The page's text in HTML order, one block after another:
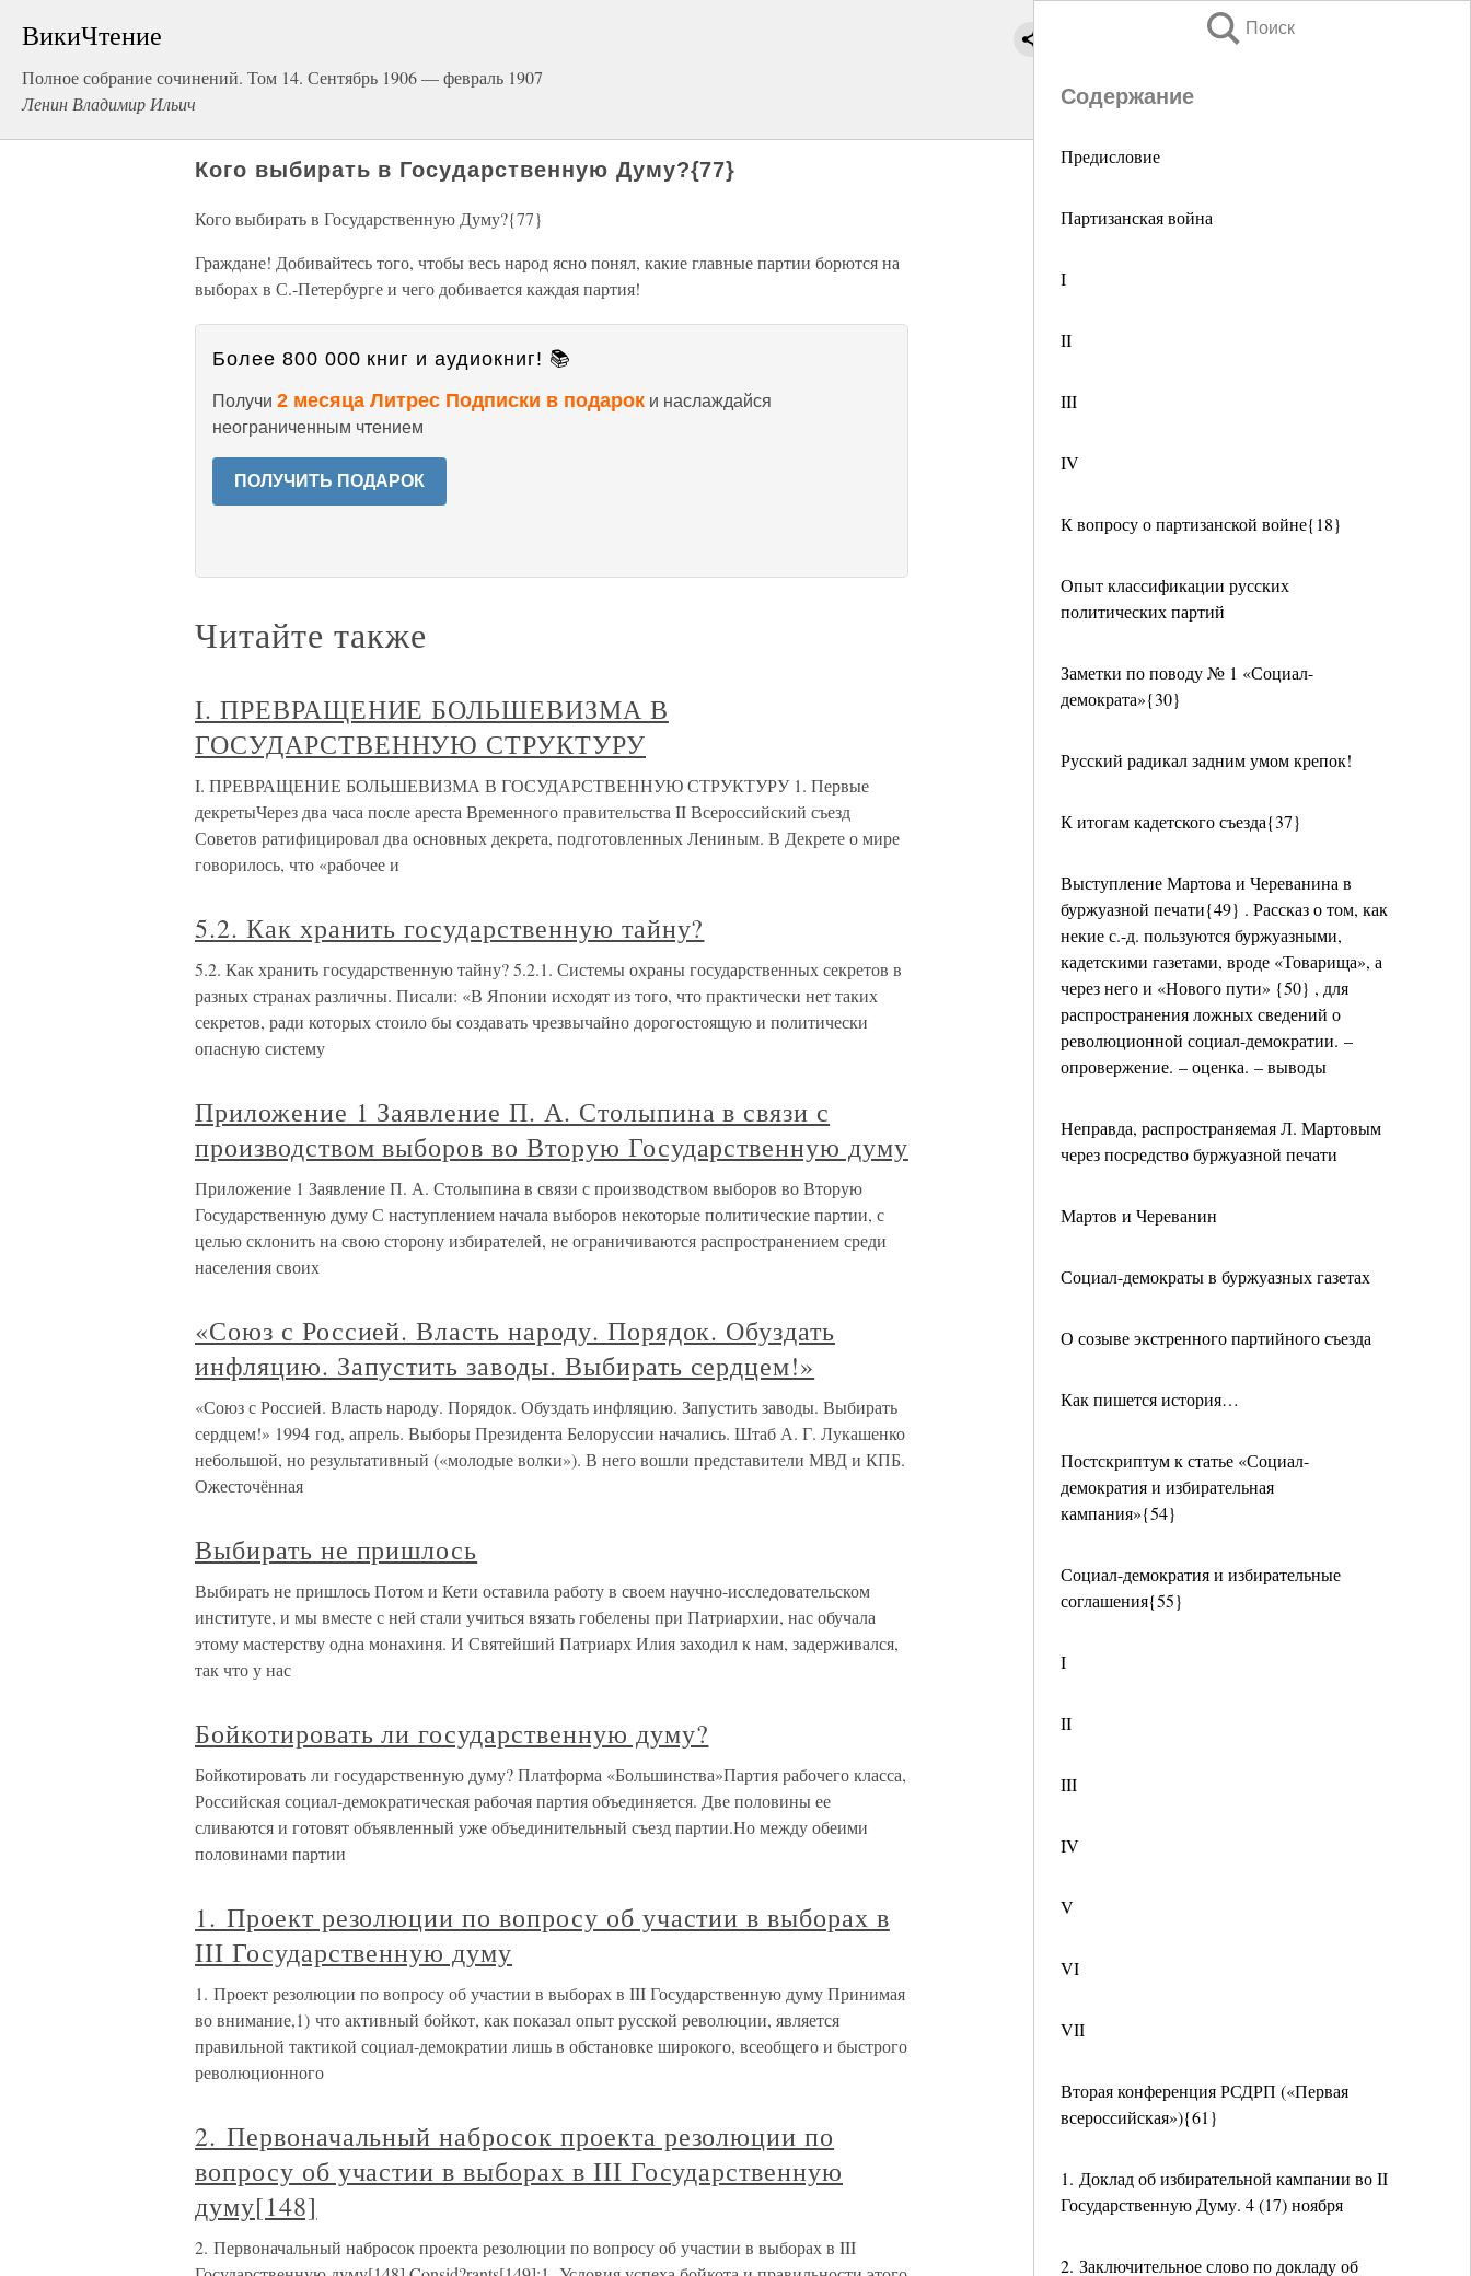
ВикиЧтение
Полное собрание сочинений. Том 14. Сентябрь 1906 — февраль 1907
Ленин Владимир Ильич
Поиск
Содержание
Предисловие
Партизанская война
I
II
III
IV
К вопросу о партизанской войне{18}
Опыт классификации русских
политических партий
Заметки по поводу № 1 «Социал-
демократа»{30}
Русский радикал задним умом крепок!
К итогам кадетского съезда{37}
Выступление Мартова и Череванина в
буржуазной печати{49} . Рассказ о том, как
некие с.-д. пользуются буржуазными,
кадетскими газетами, вроде «Товарища», а
через него и «Нового пути» {50} , для
распространения ложных сведений о
революционной социал-демократии. –
опровержение. – оценка. – выводы
Неправда, распространяемая Л. Мартовым
через посредство буржуазной печати
Мартов и Череванин
Социал-демократы в буржуазных газетах
О созыве экстренного партийного съезда
Как пишется история…
Постскриптум к статье «Социал-
демократия и избирательная
кампания»{54}
Социал-демократия и избирательные
соглашения{55}
I
II
III
IV
V
VI
VII
Вторая конференция РСДРП («Первая
всероссийская»){61}
1. Доклад об избирательной кампании во II
Государственную Думу. 4 (17) ноября
2. Заключительное слово по докладу об
Кого выбирать в Государственную Думу?{77}
Кого выбирать в Государственную Думу?{77}
Граждане! Добивайтесь того, чтобы весь народ ясно понял, какие главные партии борются на
выборах в С.-Петербурге и чего добивается каждая партия!
Более 800 000 книг и аудиокниг! 📚
Получи 2 месяца Литрес Подписки в подарок и наслаждайся
неограниченным чтением
ПОЛУЧИТЬ ПОДАРОК
Читайте также
I. ПРЕВРАЩЕНИЕ БОЛЬШЕВИЗМА В
ГОСУДАРСТВЕННУЮ СТРУКТУРУ
I. ПРЕВРАЩЕНИЕ БОЛЬШЕВИЗМА В ГОСУДАРСТВЕННУЮ СТРУКТУРУ 1. Первые
декретыЧерез два часа после ареста Временного правительства II Всероссийский съезд
Советов ратифицировал два основных декрета, подготовленных Лениным. В Декрете о мире
говорилось, что «рабочее и
5.2. Как хранить государственную тайну?
5.2. Как хранить государственную тайну? 5.2.1. Системы охраны государственных секретов в
разных странах различны. Писали: «В Японии исходят из того, что практически нет таких
секретов, ради которых стоило бы создавать чрезвычайно дорогостоящую и политически
опасную систему
Приложение 1 Заявление П. А. Столыпина в связи с
производством выборов во Вторую Государственную думу
Приложение 1 Заявление П. А. Столыпина в связи с производством выборов во Вторую
Государственную думу С наступлением начала выборов некоторые политические партии, с
целью склонить на свою сторону избирателей, не ограничиваются распространением среди
населения своих
«Союз с Россией. Власть народу. Порядок. Обуздать
инфляцию. Запустить заводы. Выбирать сердцем!»
«Союз с Россией. Власть народу. Порядок. Обуздать инфляцию. Запустить заводы. Выбирать
сердцем!» 1994 год, апрель. Выборы Президента Белоруссии начались. Штаб А. Г. Лукашенко
небольшой, но результативный («молодые волки»). В него вошли представители МВД и КПБ.
Ожесточённая
Выбирать не пришлось
Выбирать не пришлось Потом и Кети оставила работу в своем научно-исследовательском
институте, и мы вместе с ней стали учиться вязать гобелены при Патриархии, нас обучала
этому мастерству одна монахиня. И Святейший Патриарх Илия заходил к нам, задерживался,
так что у нас
Бойкотировать ли государственную думу?
Бойкотировать ли государственную думу? Платформа «Большинства»Партия рабочего класса,
Российская социал-демократическая рабочая партия объединяется. Две половины ее
сливаются и готовят объявленный уже объединительный съезд партии.Но между обеими
половинами партии
1. Проект резолюции по вопросу об участии в выборах в
III Государственную думу
1. Проект резолюции по вопросу об участии в выборах в III Государственную думу Принимая
во внимание,1) что активный бойкот, как показал опыт русской революции, является
правильной тактикой социал-демократии лишь в обстановке широкого, всеобщего и быстрого
революционного
2. Первоначальный набросок проекта резолюции по
вопросу об участии в выборах в III Государственную
думу[148]
2. Первоначальный набросок проекта резолюции по вопросу об участии в выборах в III